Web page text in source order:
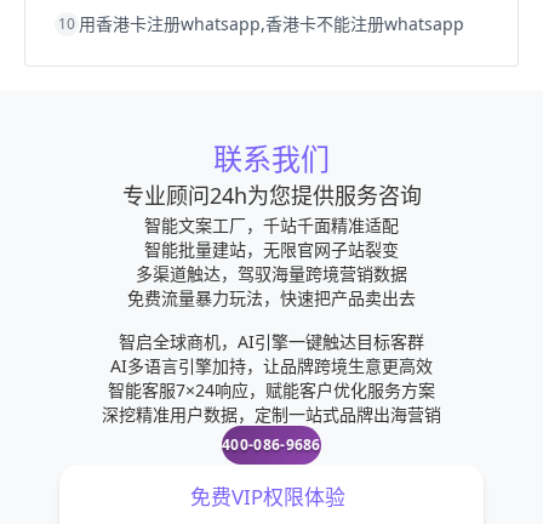
10 用香港卡注册whatsapp,香港卡不能注册whatsapp
联系我们
专业顾问24h为您提供服务咨询
智能文案工厂，千站千面精准适配
智能批量建站，无限官网子站裂变
多渠道触达，驾驭海量跨境营销数据
免费流量暴力玩法，快速把产品卖出去
智启全球商机，AI引擎一键触达目标客群
AI多语言引擎加持，让品牌跨境生意更高效
智能客服7×24响应，赋能客户优化服务方案
深挖精准用户数据，定制一站式品牌出海营销
400-086-9686